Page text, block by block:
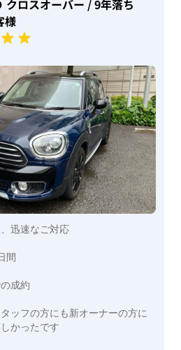
クロスオーバー / 9年落ち
様
迅速なご対応
間
成約
ッフの方にも新オーナーの方に
かったです